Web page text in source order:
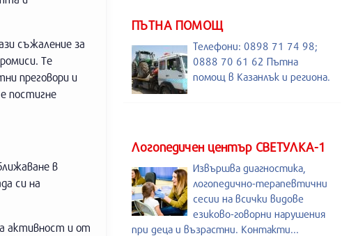
съжаление за
Те
преговори и
постигне
в
си на
активност и от
ПЪТНА ПОМОЩ
Телефони: 0898 71 74 98;
0888 70 61 62 Пътна
помощ в Казанлък и региона.
Логопедичен център СВЕТУЛКА-1
Извършва диагностика,
логопедично-терапевтични
сесии на всички видове
езиково-говорни нарушения
при деца и възрастни. Контакти...